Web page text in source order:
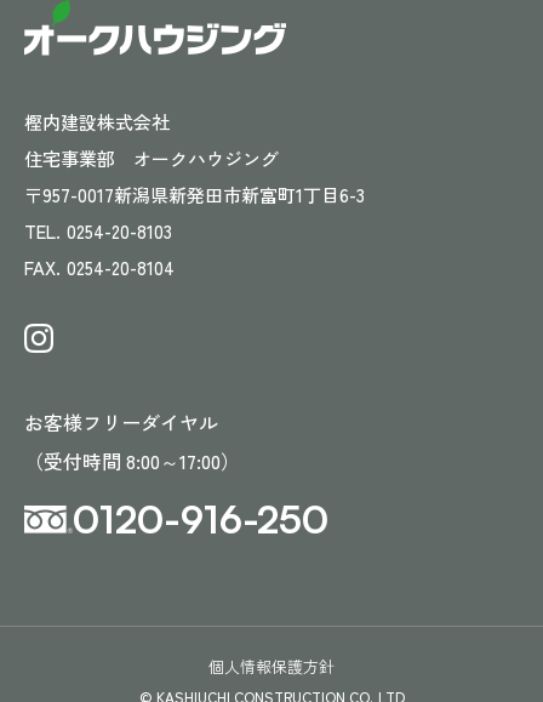
樫内建設株式会社
住宅事業部 オークハウジング
〒957-0017新潟県新発田市新富町1丁目6-3
TEL. 0254-20-8103
FAX. 0254-20-8104
お客様フリーダイヤル
（受付時間 8:00～17:00）
0120-916-250
個人情報保護方針
© KASHIUCHI CONSTRUCTION CO.,LTD